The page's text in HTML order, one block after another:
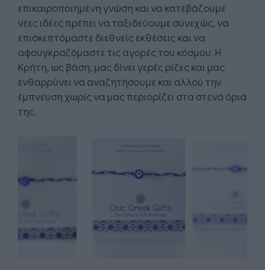
επικαιροποιημένη γνώση και να κατεβάζουμε
νέες ιδέες πρέπει να ταξιδεύουμε συνεχώς, να
επισκεπτόμαστε διεθνείς εκθέσεις και να
αφουγκραζόμαστε τις αγορές του κόσμου. Η
Κρήτη, ως βάση, μας δίνει γερές ρίζες και μας
ενθαρρύνει να αναζητήσουμε και αλλού την
έμπνευση χωρίς να μας περιορίζει στα στενά όριά
της.